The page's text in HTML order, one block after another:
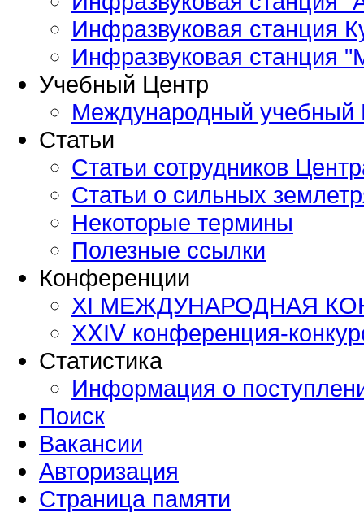
Инфразвуковая станция
Инфразвуковая станция
Учебный Центр
Международный
Статьи
Статьи сотрудников
Статьи о сильных
Некоторые термины
Полезные ссылки
Конференции
XI МЕЖДУНАРОДНАЯ
ХⅩΙⅤ конференция-
Статистика
Информация о
Поиск
Вакансии
Авторизация
Страница памяти